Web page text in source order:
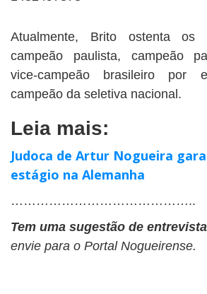
Atualmente, Brito ostenta
campeão paulista, campeão
vice-campeão brasileiro por
campeão da seletiva nacional.
Leia mais:
Judoca de Artur Nogueira
estágio na Alemanha
……………………………………..
Tem uma sugestão de
envie para o Portal Nogueirense.